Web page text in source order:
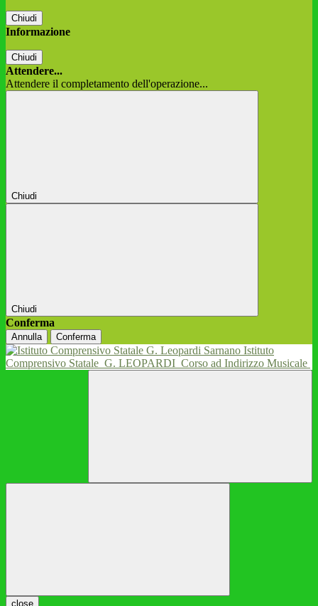
Chiudi
Informazione
Chiudi
Attendere...
Attendere il completamento dell'operazione...
Chiudi
Chiudi
Conferma
Annulla Conferma
Istituto
Comprensivo Statale G. LEOPARDI Corso ad Indirizzo Musicale
close